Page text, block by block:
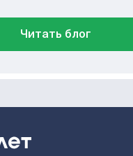
Читать блог